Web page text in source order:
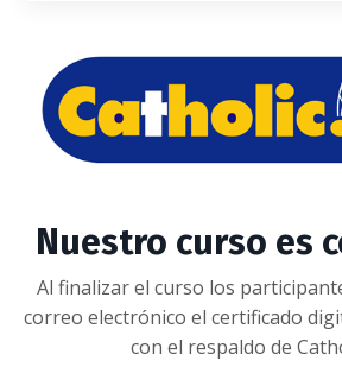
Nuestro curso es
Al finalizar el curso los
correo electrónico el certificado
con el respaldo de